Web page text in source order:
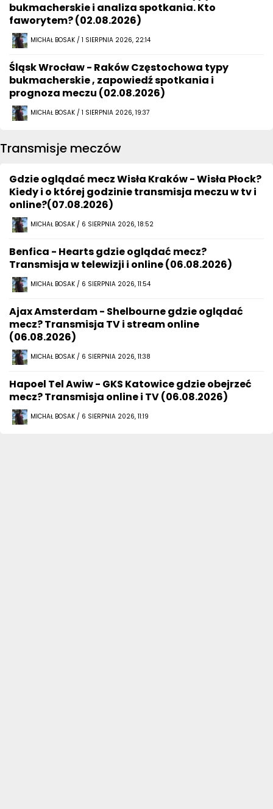
bukmacherskie i analiza spotkania. Kto
faworytem? (02.08.2026)
MICHAŁ BOSAK / 1 SIERPNIA 2026, 22:14
Śląsk Wrocław - Raków Częstochowa typy
bukmacherskie , zapowiedź spotkania i
prognoza meczu (02.08.2026)
MICHAŁ BOSAK / 1 SIERPNIA 2026, 19:37
Transmisje meczów
Gdzie oglądać mecz Wisła Kraków - Wisła Płock?
Kiedy i o której godzinie transmisja meczu w tv i
online?(07.08.2026)
MICHAŁ BOSAK / 6 SIERPNIA 2026, 18:52
Benfica - Hearts gdzie oglądać mecz?
Transmisja w telewizji i online (06.08.2026)
MICHAŁ BOSAK / 6 SIERPNIA 2026, 11:54
Ajax Amsterdam - Shelbourne gdzie oglądać
mecz? Transmisja TV i stream online
(06.08.2026)
MICHAŁ BOSAK / 6 SIERPNIA 2026, 11:38
Hapoel Tel Awiw - GKS Katowice gdzie obejrzeć
mecz? Transmisja online i TV (06.08.2026)
MICHAŁ BOSAK / 6 SIERPNIA 2026, 11:19